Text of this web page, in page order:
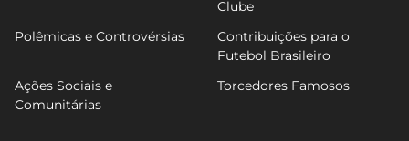
Clube
Polêmicas e Controvérsias
Contribuições para o
Futebol Brasileiro
Ações Sociais e
Comunitárias
Torcedores Famosos